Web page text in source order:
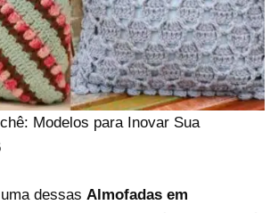
Modelos para Inovar Sua
dessas Almofadas em